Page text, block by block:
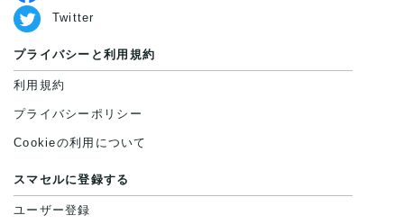
Twitter
プライバシーと利用規約
利用規約
プライバシーポリシー
Cookieの利用について
スマセルに登録する
ユーザー登録